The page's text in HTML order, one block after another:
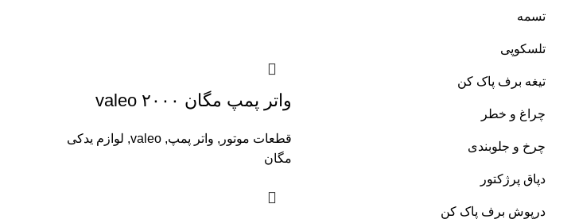
تسمه
تلسکوپی
تیغه برف پاک کن
چراغ و خطر
چرخ و جلوبندی
دپاق پرژکتور
درپوش برف پاک کن
واتر پمپ مگان ۲۰۰۰ valeo
قطعات موتور , واتر پمپ,
valeo
, لوازم یدکی
مگان